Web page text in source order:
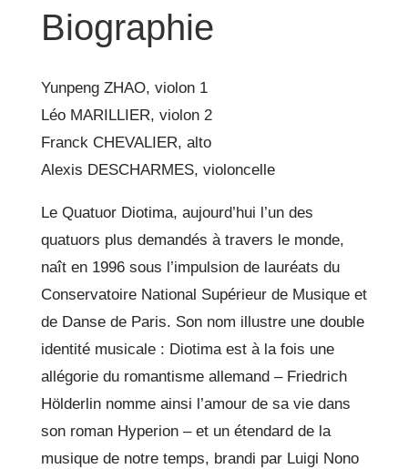
Biographie
Yunpeng ZHAO, violon 1
Léo MARILLIER, violon 2
Franck CHEVALIER, alto
Alexis DESCHARMES, violoncelle
Le Quatuor Diotima, aujourd’hui l’un des
quatuors plus demandés à travers le monde,
naît en 1996 sous l’impulsion de lauréats du
Conservatoire National Supérieur de Musique et
de Danse de Paris. Son nom illustre une double
identité musicale : Diotima est à la fois une
allégorie du romantisme allemand – Friedrich
Hölderlin nomme ainsi l’amour de sa vie dans
son roman Hyperion – et un étendard de la
musique de notre temps, brandi par Luigi Nono